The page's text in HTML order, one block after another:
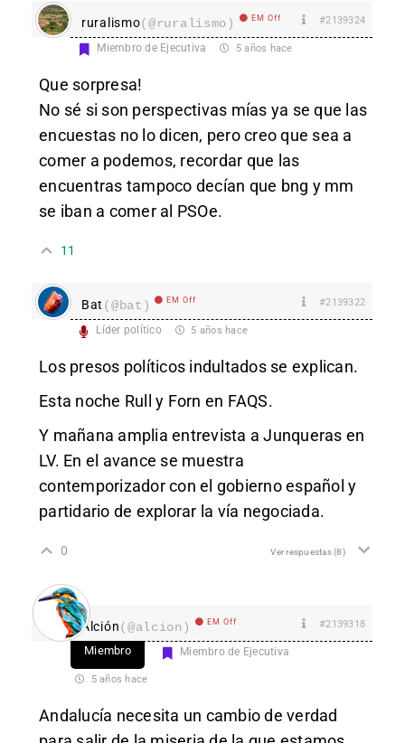
ruralismo(@ruralismo) EM Off #2139324
Miembro de Ejecutiva 5 años hace
Que sorpresa!
No sé si son perspectivas mías ya se que las
encuestas no lo dicen, pero creo que sea a
comer a podemos, recordar que las
encuentras tampoco decían que bng y mm
se iban a comer al PSOe.
11
Bat (@bat) EM Off #2139322
Líder político 5 años hace
Los presos políticos indultados se explican.
Esta noche Rull y Forn en FAQS.
Y mañana amplia entrevista a Junqueras en
LV. En el avance se muestra
contemporizador con el gobierno español y
partidario de explorar la vía negociada.
0 Ver respuestas(8)
Alción(@alcion) EM Off #2139318
Miembro Miembro de Ejecutiva
5 años hace
Andalucía necesita un cambio de verdad